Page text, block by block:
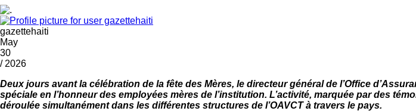
gazettehaiti
May
30
/ 2026
Deux jours avant la célébration de la fête des Mères, le directeur général de l’Office
spéciale en l’honneur des employées mères de l’institution. L’activité, marquée par des
déroulée simultanément dans les différentes structures de l’OAVCT à travers le pays.